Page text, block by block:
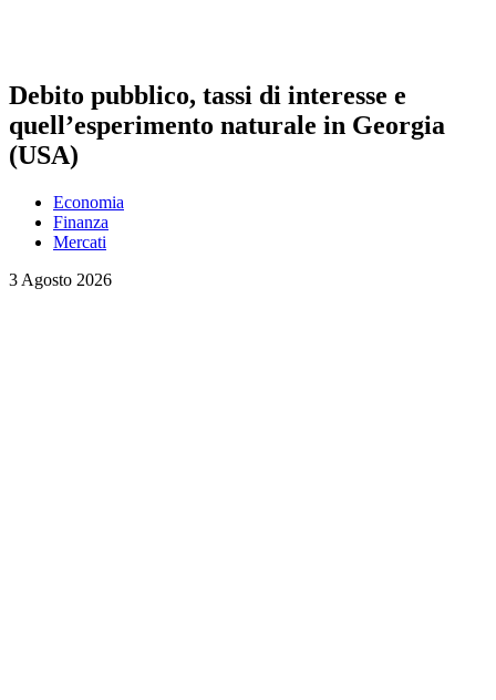
Debito pubblico, tassi di interesse e
quell’esperimento naturale in Georgia
(USA)
Economia
Finanza
Mercati
3 Agosto 2026